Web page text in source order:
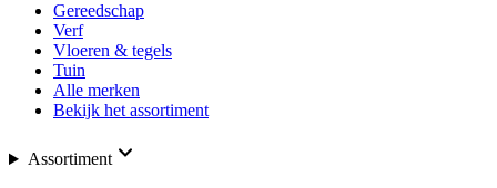
Gereedschap
Verf
Vloeren & tegels
Tuin
Alle merken
Bekijk het assortiment
Assortiment